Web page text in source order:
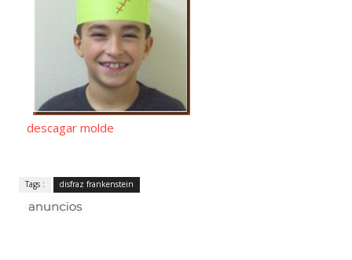
descagar molde
Tags : disfraz frankenstein